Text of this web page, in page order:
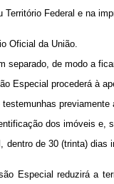
Federal e na
Oficial da União.
de modo a
Especial procederá à
previamente
dos imóveis e,
de 30 (trinta)
Especial reduzirá a